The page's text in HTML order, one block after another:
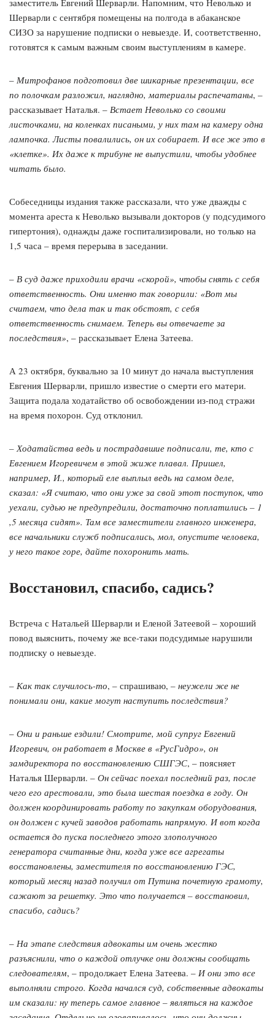
заместитель Евгений Шерварли. Напомним, что Неволько и
Шерварли с сентября помещены на полгода в абаканское
СИЗО за нарушение подписки о невыезде. И, соответственно,
готовятся к самым важным своим выступлениям в камере.
– Митрофанов подготовил две шикарные презентации, все
по полочкам разложил, наглядно, материалы распечатаны, –
рассказывает Наталья. – Встает Неволько со своими
листочками, на коленках писаными, у них там на камеру одна
лампочка. Листы повалились, он их собирает. И все же это в
«клетке». Их даже к трибуне не выпустили, чтобы удобнее
читать было.
Собеседницы издания также рассказали, что уже дважды с
момента ареста к Неволько вызывали докторов (у подсудимого
гипертония), однажды даже госпитализировали, но только на
1,5 часа – время перерыва в заседании.
– В суд даже приходили врачи «скорой», чтобы снять с себя
ответственность. Они именно так говорили: «Вот мы
считаем, что дела так и так обстоят, с себя
ответственность снимаем. Теперь вы отвечаете за
последствия», – рассказывает Елена Затеева.
А 23 октября, буквально за 10 минут до начала выступления
Евгения Шерварли, пришло известие о смерти его матери.
Защита подала ходатайство об освобождении из-под стражи
на время похорон. Суд отклонил.
– Ходатайства ведь и пострадавшие подписали, те, кто с
Евгением Игоревичем в этой жиже плавал. Пришел,
например, И., который еле выплыл ведь на самом деле,
сказал: «Я считаю, что они уже за свой этот поступок, что
уехали, судью не предупредили, достаточно поплатились – 1
,5 месяца сидят». Там все заместители главного инженера,
все начальники служб подписались, мол, опустите человека,
у него такое горе, дайте похоронить мать.
Восстановил, спасибо, садись?
Встреча с Натальей Шерварли и Еленой Затеевой – хороший
повод выяснить, почему же все-таки подсудимые нарушили
подписку о невыезде.
– Как так случилось-то, – спрашиваю, – неужели же не
понимали они, какие могут наступить последствия?
– Они и раньше ездили! Смотрите, мой супруг Евгений
Игоревич, он работает в Москве в «РусГидро», он
замдиректора по восстановлению СШГЭС, – поясняет
Наталья Шерварли. – Он сейчас поехал последний раз, после
чего его арестовали, это была шестая поездка в году. Он
должен координировать работу по закупкам оборудования,
он должен с кучей заводов работать напрямую. И вот когда
остается до пуска последнего этого злополучного
генератора считанные дни, когда уже все агрегаты
восстановлены, заместителя по восстановлению ГЭС,
который месяц назад получил от Путина почетную грамоту,
сажают за решетку. Это что получается – восстановил,
спасибо, садись?
– На этапе следствия адвокаты им очень жестко
разъяснили, что о каждой отлучке они должны сообщать
следователям, – продолжает Елена Затеева. – И они это все
выполняли строго. Когда начался суд, собственные адвокаты
им сказали: ну теперь самое главное – являться на каждое